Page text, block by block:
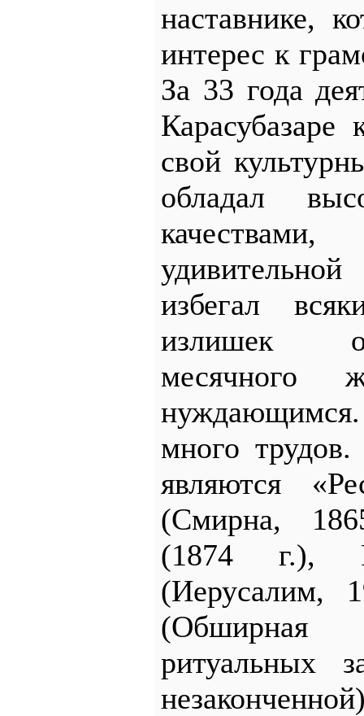
наставнике,
интерес к
За 33 года
свой
обладал
избегал
излишек
месячного
много
являются
(Смирна,
(1874 г.),
(Иерусалим,
(Обширная
ритуальных